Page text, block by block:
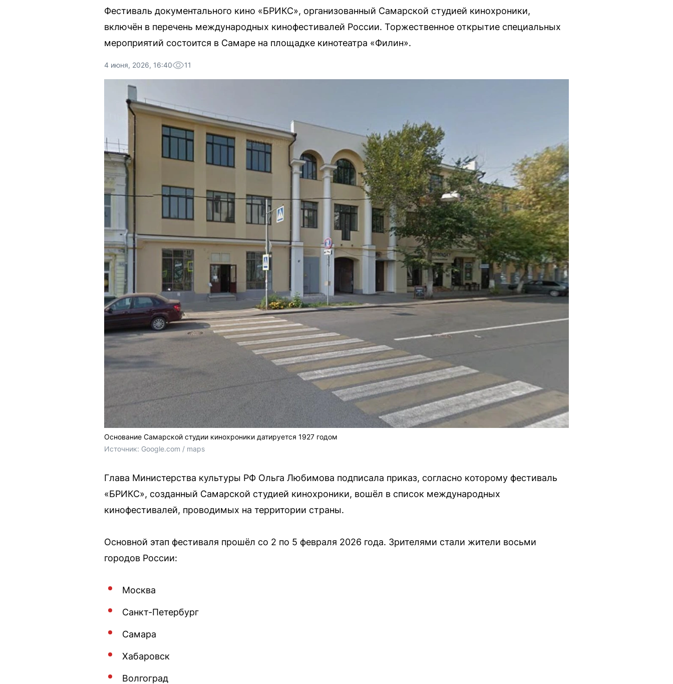
Фестиваль документального кино «БРИКС», организованный Самарской студией кинохроники,
включён в перечень международных кинофестивалей России. Торжественное открытие специальных
мероприятий состоится в Самаре на площадке кинотеатра «Филин».
4 июня, 2026, 16:40 11
Основание Самарской студии кинохроники датируется 1927 годом
Источник: Google.com / maps
Глава Министерства культуры РФ Ольга Любимова подписала приказ, согласно которому фестиваль
«БРИКС», созданный Самарской студией кинохроники, вошёл в список международных
кинофестивалей, проводимых на территории страны.
Основной этап фестиваля прошёл со 2 по 5 февраля 2026 года. Зрителями стали жители восьми
городов России:
Москва
Санкт-Петербург
Самара
Хабаровск
Волгоград